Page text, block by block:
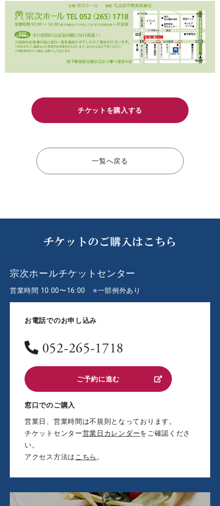
チケットを購入する
一覧へ戻る
チケットのご購入はこちら
宗次ホールチケットセンター
営業時間 10:00〜16:00 ※一部例外あり
お電話でのお申し込み
052-265-1718
ご予約に進む
窓口でのご購入
営業日、営業時間は不規則となっております。
チケットセンター営業日カレンダーをご確認くださ
い。
アクセス方法は こちら 。